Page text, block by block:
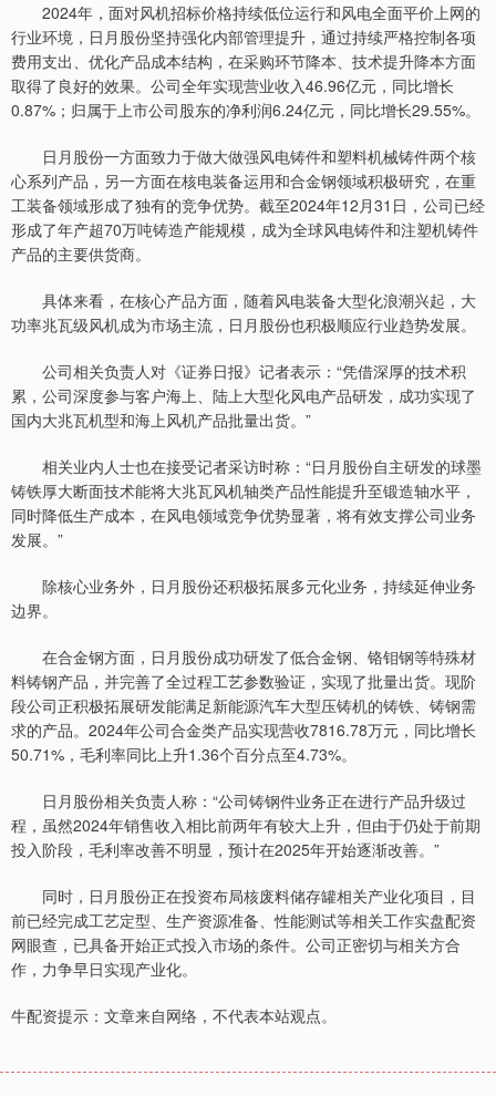
2024年，面对风机招标价格持续低位运行和风电全面平价上网的
行业环境，日月股份坚持强化内部管理提升，通过持续严格控制各项
费用支出、优化产品成本结构，在采购环节降本、技术提升降本方面
取得了良好的效果。公司全年实现营业收入46.96亿元，同比增长
0.87%；归属于上市公司股东的净利润6.24亿元，同比增长29.55%。
日月股份一方面致力于做大做强风电铸件和塑料机械铸件两个核
心系列产品，另一方面在核电装备运用和合金钢领域积极研究，在重
工装备领域形成了独有的竞争优势。截至2024年12月31日，公司已经
形成了年产超70万吨铸造产能规模，成为全球风电铸件和注塑机铸件
产品的主要供货商。
具体来看，在核心产品方面，随着风电装备大型化浪潮兴起，大
功率兆瓦级风机成为市场主流，日月股份也积极顺应行业趋势发展。
公司相关负责人对《证券日报》记者表示：“凭借深厚的技术积
累，公司深度参与客户海上、陆上大型化风电产品研发，成功实现了
国内大兆瓦机型和海上风机产品批量出货。”
相关业内人士也在接受记者采访时称：“日月股份自主研发的球墨
铸铁厚大断面技术能将大兆瓦风机轴类产品性能提升至锻造轴水平，
同时降低生产成本，在风电领域竞争优势显著，将有效支撑公司业务
发展。”
除核心业务外，日月股份还积极拓展多元化业务，持续延伸业务
边界。
在合金钢方面，日月股份成功研发了低合金钢、铬钼钢等特殊材
料铸钢产品，并完善了全过程工艺参数验证，实现了批量出货。现阶
段公司正积极拓展研发能满足新能源汽车大型压铸机的铸铁、铸钢需
求的产品。2024年公司合金类产品实现营收7816.78万元，同比增长
50.71%，毛利率同比上升1.36个百分点至4.73%。
日月股份相关负责人称：“公司铸钢件业务正在进行产品升级过
程，虽然2024年销售收入相比前两年有较大上升，但由于仍处于前期
投入阶段，毛利率改善不明显，预计在2025年开始逐渐改善。”
同时，日月股份正在投资布局核废料储存罐相关产业化项目，目
前已经完成工艺定型、生产资源准备、性能测试等相关工作实盘配资
网眼查，已具备开始正式投入市场的条件。公司正密切与相关方合
作，力争早日实现产业化。
牛配资提示：文章来自网络，不代表本站观点。